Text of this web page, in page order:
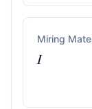
Miring
𝐼